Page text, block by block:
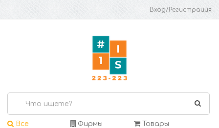
Вход/Регистрация
Все Фирмы
Товары